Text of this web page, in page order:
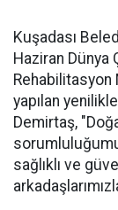
Kuşadası
Haziran Dünya
yapılan
Demirtaş,
sağlıklı ve